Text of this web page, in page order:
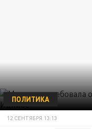
ПОЛИТИКА
12 СЕНТЯБРЯ 13:13